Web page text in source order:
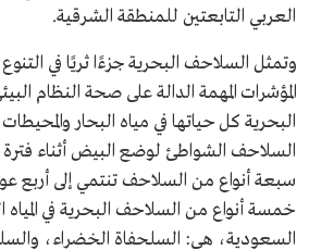
العربي التابعتين للمنطقة الشرقية.
وتمثل السلاحف البحرية جزءًا ثريًا في
المؤشرات المهمة الدالة على صحة النظام
البحرية كل حياتها في مياه البحار
السلاحف الشواطئ لوضع البيض أثناء
سبعة أنواع من السلاحف تنتمي إلى أربع
خمسة أنواع من السلاحف البحرية في المياه
السعودية، هي: السلحفاة الخضراء،